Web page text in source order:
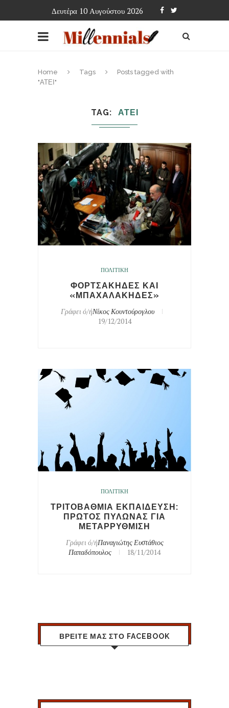
Δευτέρα 10 Αυγούστου 2026
Home Tags
Posts tagged with
"ΑΤΕΙ"
TAG ΑΤΕΙ
ΠΟΛΙΤΙΚΗ
ΦΟΡΤΣΑΚΗΔΕΣ ΚΑΙ
«ΜΠΑΧΑΛΑΚΗΔΕΣ»
Γράφει ό/ήΝίκος Κουντούρογλου
19/12/2014
ΠΟΛΙΤΙΚΗ
ΤΡΙΤΟΒΑΘΜΙΑ ΕΚΠΑΙΔΕΥΣΗ:
ΠΡΩΤΟΣ ΠΥΛΩΝΑΣ ΓΙΑ
ΜΕΤΑΡΡΥΘΜΙΣΗ
Γράφει ό/ήΠαναγιώτης Ευστάθιος
Παπαδόπουλος
18/11/2014
ΒΡΕΙΤΕ ΜΑΣ ΣΤΟ FACEBOOK